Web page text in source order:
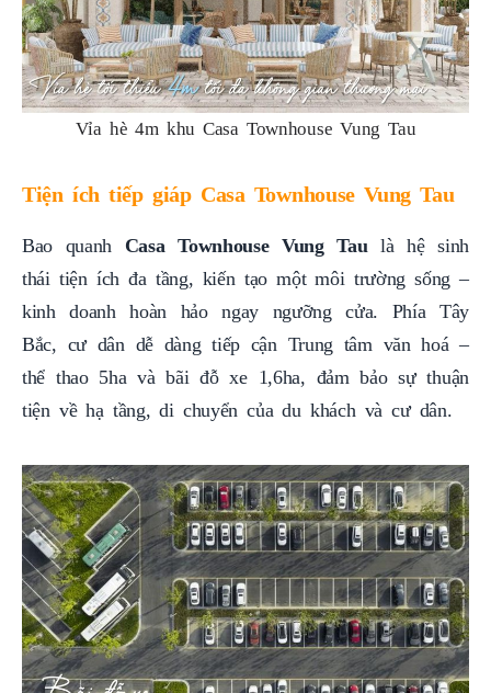
Vỉa hè 4m khu Casa Townhouse Vung Tau
Tiện ích tiếp giáp Casa Townhouse Vung Tau
Bao quanh Casa Townhouse Vung Taulà hệ sinh
thái tiện ích đa tầng, kiến tạo một môi trường sống –
kinh doanh hoàn hảo ngay ngưỡng cửa. Phía Tây
Bắc, cư dân dễ dàng tiếp cận Trung tâm văn hoá –
thể thao 5ha và bãi đỗ xe 1,6ha, đảm bảo sự thuận
tiện về hạ tầng, di chuyển của du khách và cư dân.